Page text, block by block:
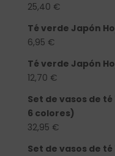
25,40 €
Té verde Japón
6,95 €
Té verde Japón
12,70 €
Set de vasos de
6 colores)
32,95 €
Set de vasos de